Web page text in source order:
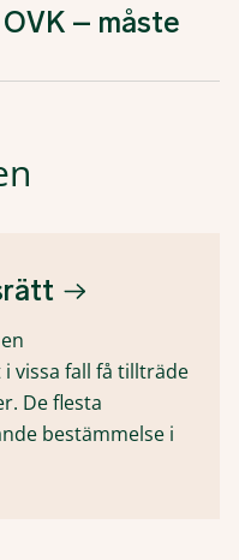
– måste
vissa fall få tillträde
De flesta
bestämmelse i